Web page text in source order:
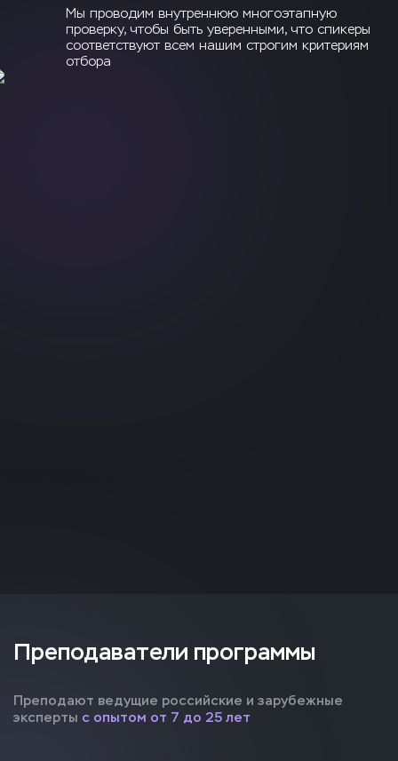
Мы проводим внутреннюю многоэтапную
проверку, чтобы быть уверенными, что спикеры
соответствуют всем нашим строгим критериям
отбора
Преподаватели программы
Преподают ведущие российские и зарубежные
эксперты с опытом от 7 до 25 лет